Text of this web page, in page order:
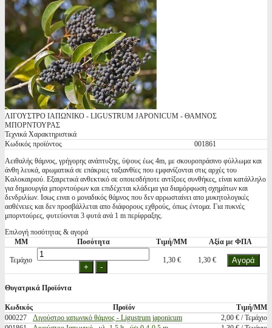
ΛΙΓΟΥΣΤΡΟ ΙΑΠΩΝΙΚΟ - LIGUSTRUM JAPONICUM - ΘΑΜΝΟΣ
ΜΠΟΡΝΤΟΥΡΑΣ
Τεχνικά Χαρακτηριστικά
Κωδικός προϊόντος
001861
Αειθαλής θάμνος, γρήγορης ανάπτυξης, ύψους έως 4m, με σκουροπράσινο φύλλωμα και
άνθη λευκά, αρωματικά σε επάκριες ταξιανθίες που εμφανίζονται στις αρχές του
Καλοκαιριού. Εξαιρετικά ανθεκτικό σε οποιεσδήποτε αντίξοες συνθήκες, είναι κατάλληλο
για δημιουργία μπορντούρων και επιδέχεται κλάδεμα για διαμόρφωση σχημάτων και
δενδριλίων. Ισως ειναι ο μοναδικός θάμνος που δεν αρρωσταίνει απο μυκητολογικές
ασθένειες και δεν προσβάλλεται απο διάφορους εχθρούς, όπως έντομα. Για πυκνές
μπορντούρες, φυτεύονται 3 φυτά ανά 1 m περίφραξης.
Επιλογή ποσότητας & αγορά
ΜΜ
Ποσότητα Τιμή/ΜΜ Αξία με ΦΠΑ
Τεμάχιο 1,30 € 1,30 €
Θυγατρικά Προϊόντα
Κωδικός Προϊόν
Τιμή/ΜΜ
000227
Λιγούστρο ιαπωνικό θάμνος - Ligustrum japonicum
2,00 € / Τεμάχιο